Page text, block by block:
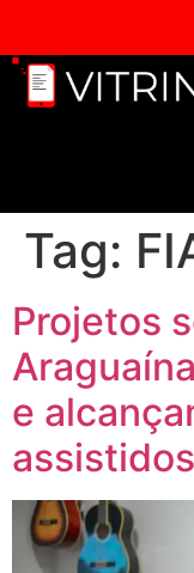
Tag:
Projetos
e
assistidos